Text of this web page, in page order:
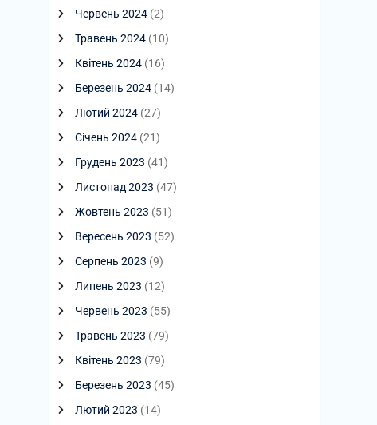
Червень 2024 (2)
Травень 2024 (10)
Квітень 2024 (16)
Березень 2024 (14)
Лютий 2024 (27)
Січень 2024 (21)
Грудень 2023 (41)
Листопад 2023 (47)
Жовтень 2023 (51)
Вересень 2023 (52)
Серпень 2023 (9)
Липень 2023 (12)
Червень 2023 (55)
Травень 2023 (79)
Квітень 2023 (79)
Березень 2023 (45)
Лютий 2023 (14)